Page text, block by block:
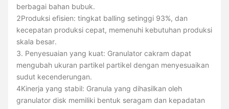
berbagai bahan bubuk.
2Produksi efisien: tingkat balling setinggi 93%, dan
kecepatan produksi cepat, memenuhi kebutuhan produksi
skala besar.
3. Penyesuaian yang kuat: Granulator cakram dapat
mengubah ukuran partikel partikel dengan menyesuaikan
sudut kecenderungan.
4Kinerja yang stabil: Granula yang dihasilkan oleh
granulator disk memiliki bentuk seragam dan kepadatan